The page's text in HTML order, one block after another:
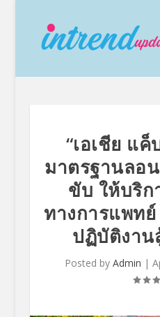
“เอเชีย แ
มาตรฐานลอ
ขับ ให้บริก
ทางการแพท
ปฏิบัติงาน
Posted by Admin |